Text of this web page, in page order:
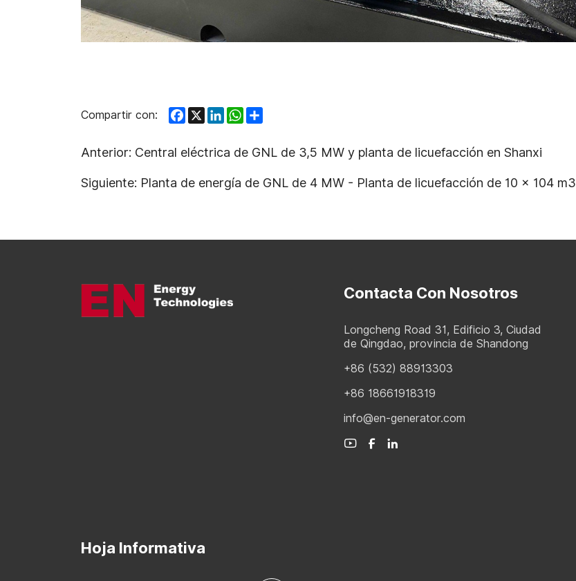
Compartir con: Facebook
X LinkedInWhatsApp
Anterior: Central eléctrica de GNL de 3,5 MW y planta de licuefacción en Shanxi
Siguiente: Planta de energía de GNL de 4 MW - Planta de licuefacción de 10 × 104 m3
Contacta Con Nosotros
Longcheng Road 31, Edificio 3, Ciudad
de Qingdao, provincia de Shandong
+86 (532) 88913303
+86 18661918319
info@en-generator.com
Hoja Informativa